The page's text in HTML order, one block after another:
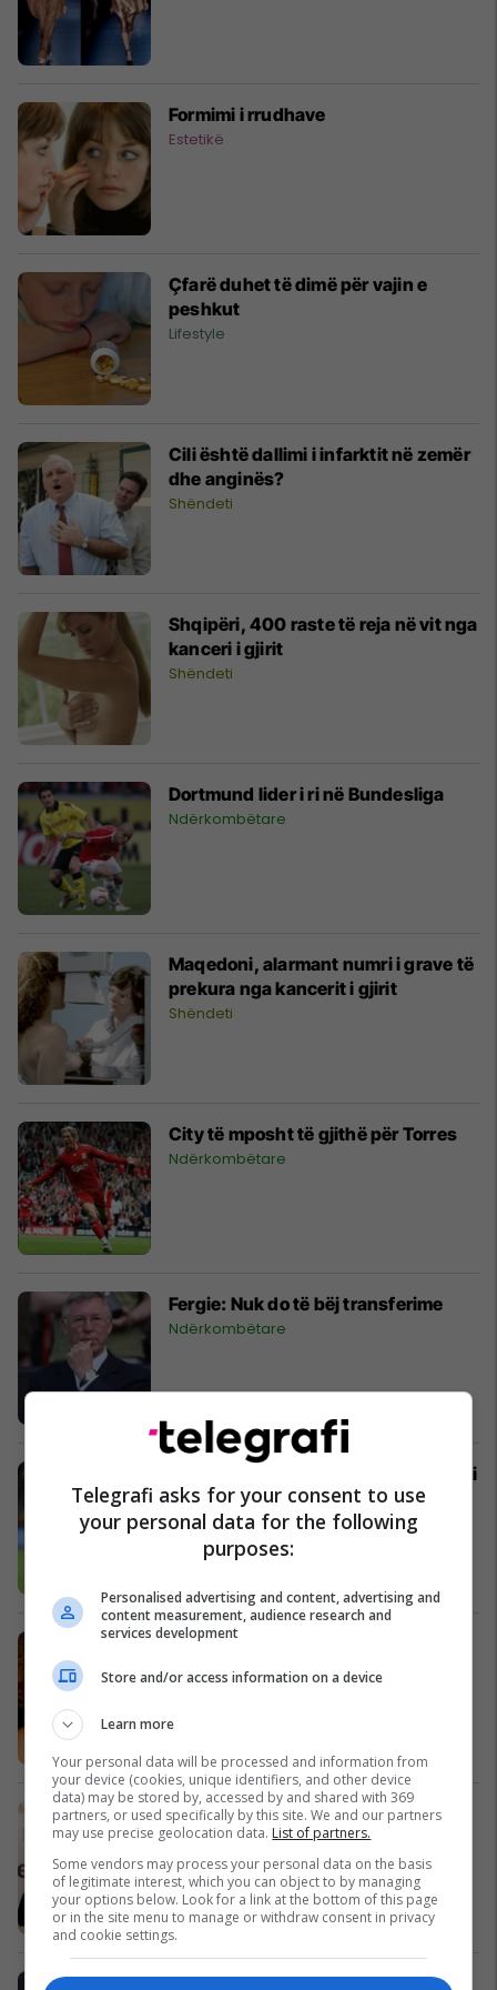
Formimi i rrudhave
Estetikë
Çfarë duhet të dimë për vajin e
peshkut
Lifestyle
Cili është dallimi i infarktit në zemër
dhe anginës?
Shëndeti
Shqipëri, 400 raste të reja në vit nga
kanceri i gjirit
Shëndeti
Dortmund lider i ri në Bundesliga
Ndërkombëtare
Maqedoni, alarmant numri i grave të
prekura nga kancerit i gjirit
Shëndeti
City të mposht të gjithë për Torres
Ndërkombëtare
Fergie: Nuk do të bëj transferime
Ndërkombëtare
Messi: Fitorja dëshmon se jemi ekip i
mirë
Ndërkombëtare
Aurela, origjinale në paraqitje
Magazina
PD: Të mos kufizohet liria e
manifestimit publik të besimit
Kosovë
Dhuna në familje dhe krimet
Telegrafi asks for your consent to use
your personal data for the following
purposes:
Personalised advertising and content, advertising and
content measurement, audience research and
services development
Store and/or access information on a device
Learn more
Your personal data will be processed and information from
your device (cookies, unique identifiers, and other device
data) may be stored by, accessed by and shared with 369
partners, or used specifically by this site. We and our partners
may use precise geolocation data. List of partners.
Some vendors may process your personal data on the basis
of legitimate interest, which you can object to by managing
your options below. Look for a link at the bottom of this page
or in the site menu to manage or withdraw consent in privacy
and cookie settings.